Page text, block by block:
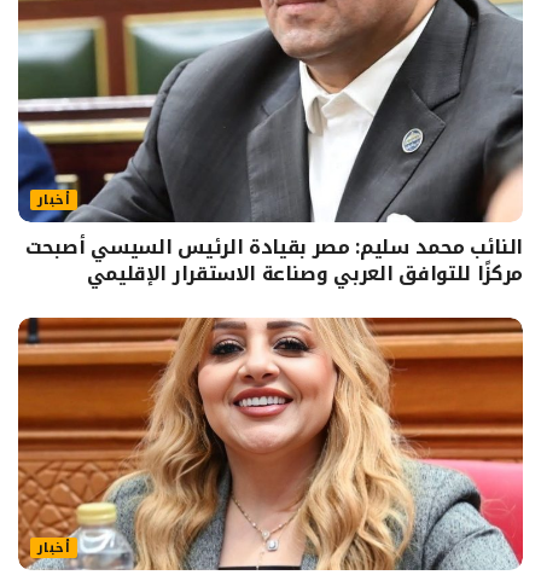
أخبار
النائب محمد سليم: مصر بقيادة الرئيس السيسي أصبحت
مركزًا للتوافق العربي وصناعة الاستقرار الإقليمي
أخبار